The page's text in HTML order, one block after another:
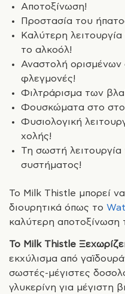
Αποτοξίνωση!
Προστασία του
Καλύτερη
το αλκοόλ!
Αναστολή ορισμένων
φλεγμονές!
Φιλτράρισμα των
Φουσκώματα στο
Φυσιολογική
χολής!
Τη σωστή λειτουργία
συστήματος!
Το Milk Thistle μπορεί
διουρητικά όπως το
καλύτερη αποτοξίνωση
Το Milk Thistle
εκχύλισμα από
σωστές-μέγιστες
γλυκερίνη για μέγιστη